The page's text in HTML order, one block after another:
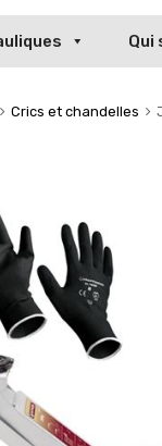
Qui
Crics et chandelles